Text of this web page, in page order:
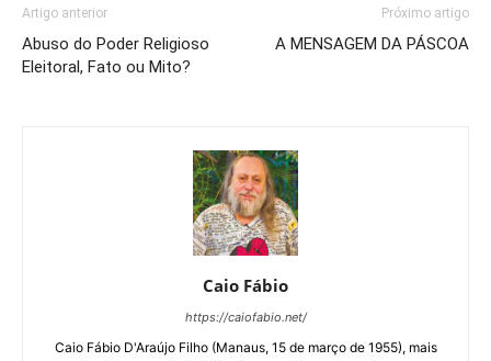
Artigo anterior
Abuso do Poder Religioso
Eleitoral, Fato ou Mito?
Próximo artigo
A MENSAGEM DA PÁSCOA
Caio Fábio
https://caiofabio.net/
Caio Fábio D'Araújo Filho (Manaus, 15 de março de 1955), mais